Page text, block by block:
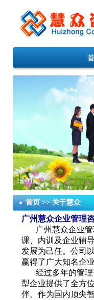
首页 >> 关于慧众
广州慧众企业管理
广州慧众企业
课、内训及企业辅
发展为己任。公司
赢得了广大知名企
经过多年的管
型企业提供了全方
伴。作为国内顶尖